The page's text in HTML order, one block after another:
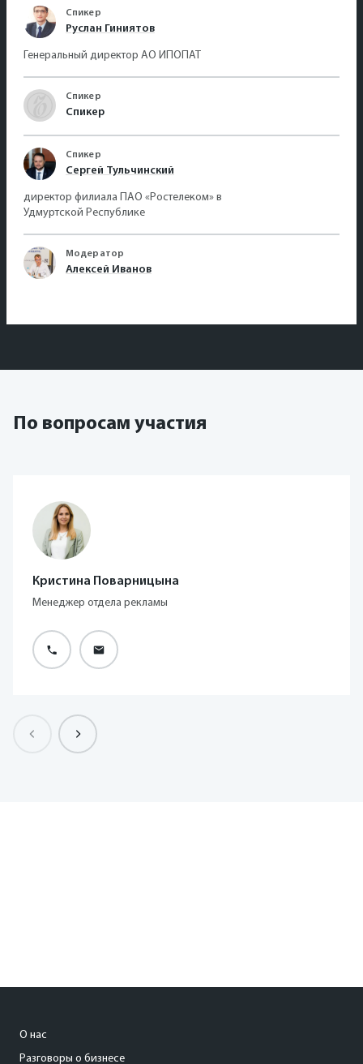
Спикер
Руслан Гиниятов
Генеральный директор АО ИПОПАТ
Спикер
Спикер
Спикер
Сергей Тульчинский
директор филиала ПАО «Ростелеком» в
Удмуртской Республике
Модератор
Алексей Иванов
По вопросам участия
Кристина Поварницына
Менеджер отдела рекламы
О нас
Разговоры о бизнесе